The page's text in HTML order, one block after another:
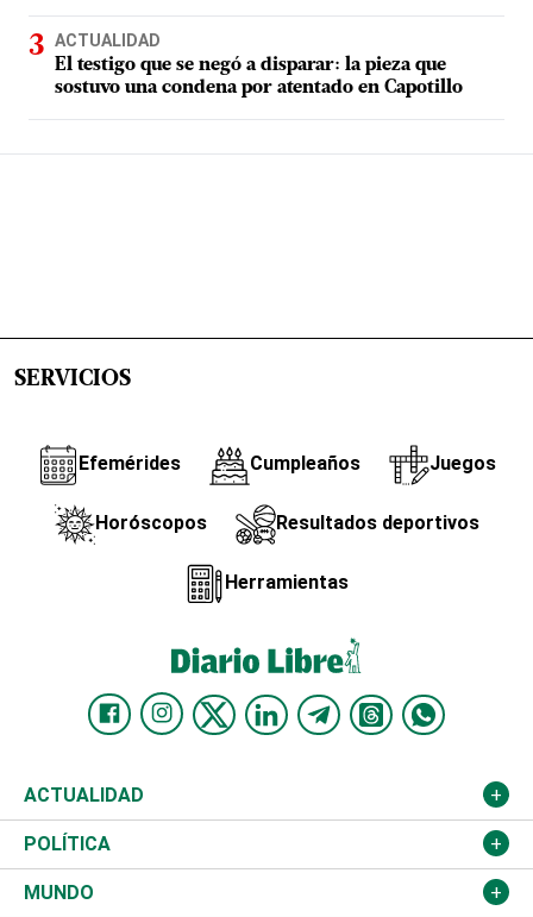
ACTUALIDAD
El testigo que se negó a disparar: la pieza que
sostuvo una condena por atentado en Capotillo
SERVICIOS
Efemérides Cumpleaños Juegos
Horóscopos Resultados deportivos
Herramientas
ACTUALIDAD
Nacional
Ciudad
POLÍTICA
Partidos
MUNDO